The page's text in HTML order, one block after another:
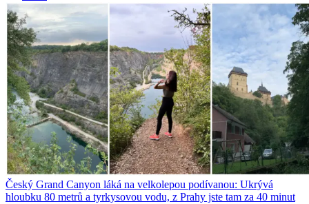
Český Grand Canyon láká na velkolepou podívanou: Ukrývá
hloubku 80 metrů a tyrkysovou vodu, z Prahy jste tam za 40 minut